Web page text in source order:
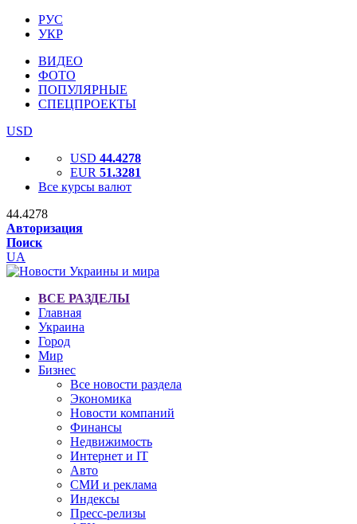
РУС
УКР
ВИДЕО
ФОТО
ПОПУЛЯРНЫЕ
СПЕЦПРОЕКТЫ
USD
USD 44.4278
EUR 51.3281
Все курсы валют
44.4278
Авторизация
Поиск
UA
ВСЕ РАЗДЕЛЫ
Главная
Украина
Город
Мир
Бизнес
Все новости раздела
Экономика
Новости компаний
Финансы
Недвижимость
Интернет и IT
Авто
СМИ и реклама
Индексы
Пресс-релизы